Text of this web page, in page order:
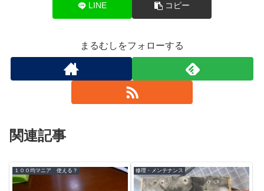
LINE コピー
まるむしをフォローする
関連記事
１００均マニア 使える？ 修理・メンテナンス